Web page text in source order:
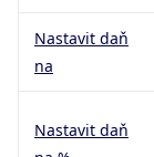
Nastavit daň
na
Nastavit daň